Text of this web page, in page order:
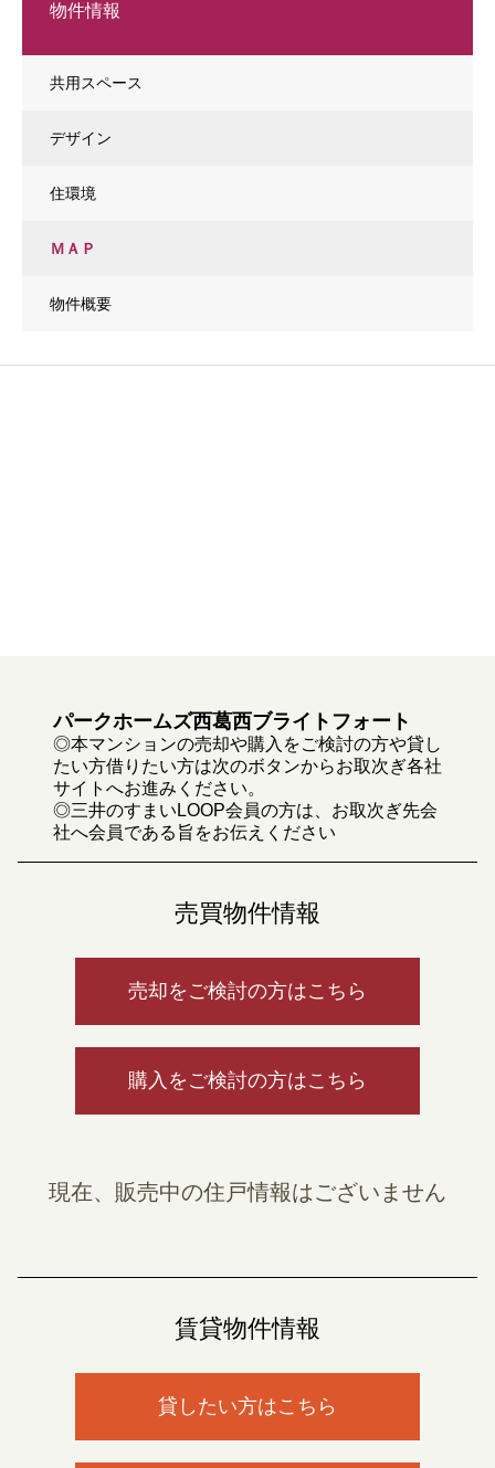
物件情報
共用スペース
デザイン
住環境
ＭＡＰ
物件概要
パークホームズ西葛西ブライトフォート
◎本マンションの売却や購入をご検討の方や貸し
たい方借りたい方は次のボタンからお取次ぎ各社
サイトへお進みください。
◎三井のすまいLOOP会員の方は、お取次ぎ先会
社へ会員である旨をお伝えください
売買物件情報
売却をご検討の方はこちら
購入をご検討の方はこちら
現在、販売中の住戸情報はございません
賃貸物件情報
貸したい方はこちら